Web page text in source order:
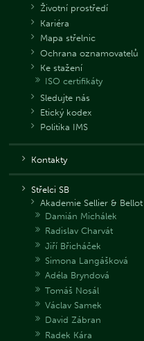
Životní prostředí
Kariéra
Mapa střelnic
Ochrana oznamovatelů
Ke stažení
ISO certifikáty
Sledujte nás
Etický kodex
Politika IMS
Kontakty
Střelci SB
Akademie Sellier & Bellot
Damián Michálek
Radislav Charvát
Jiří Břicháček
Simona Langášková
Adéla Bryndová
Tomáš Nosál
Václav Samek
David Zábran
Radek Kára